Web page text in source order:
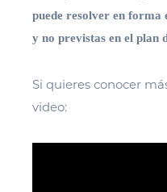
puede resolver en forma
y no previstas en el plan
Si quieres conocer
video: